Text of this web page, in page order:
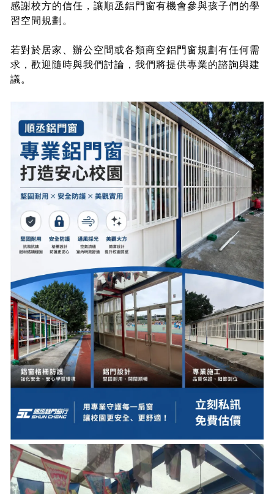
感謝校方的信任，讓順丞鋁門窗有機會參與孩子們的學
習空間規劃。
若對於居家、辦公空間或各類商空鋁門窗規劃有任何需
求，歡迎隨時與我們討論，我們將提供專業的諮詢與建
議。